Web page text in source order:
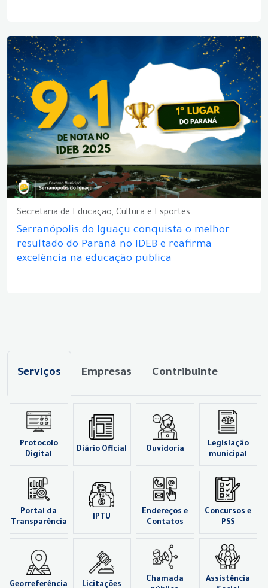
Secretaria de Educação, Cultura e Esportes
Serranópolis do Iguaçu conquista o melhor
resultado do Paraná no IDEB e reafirma
excelência na educação pública
Serviços Empresas Contribuinte
Protocolo
Digital
Diário Oficial Ouvidoria
Legislação
municipal
Portal da
Transparência
IPTU
Endereços e
Contatos
Concursos e
PSS
Georreferência Licitações
Chamada
Assistência